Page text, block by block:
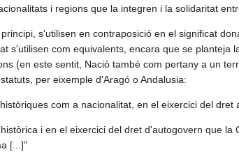
i regions que la integren i la solidaritat
s'utilisen en contraposició en el significat
s'utilisen com equivalents, encara que se planteja
(en este sentit, Nació també com pertany a un
per eixemple d'Aragó o Andalusia:
com a nacionalitat, en el eixercici del dret
i en el eixercici del dret d'autogovern que la
[...]"